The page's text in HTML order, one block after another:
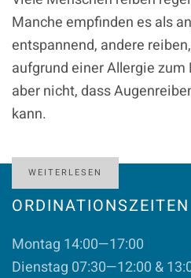
Manche empfinden es als
entspannend, andere
aufgrund einer Allergie
aber nicht, dass
kann.
WEITERLESEN
ORDINATIONSZEITEN
Montag 14:00—17:00
Dienstag 07:30—12:00 &